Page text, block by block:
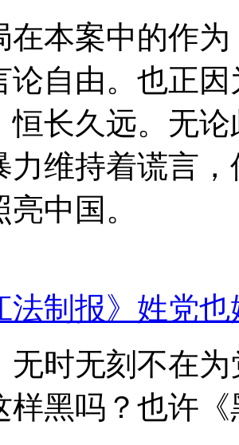
在本案中的作
论自由。也正
恒长久远。无
力维持着谎言
中国。
法制报》姓党
无时无刻不在
样黑吗？也许